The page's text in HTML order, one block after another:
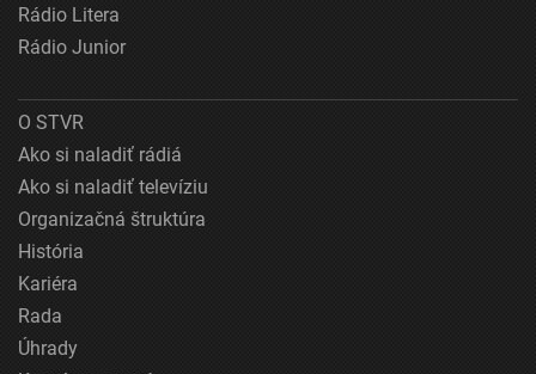
Rádio Litera
Rádio Junior
O STVR
Ako si naladiť rádiá
Ako si naladiť televíziu
Organizačná štruktúra
História
Kariéra
Rada
Úhrady